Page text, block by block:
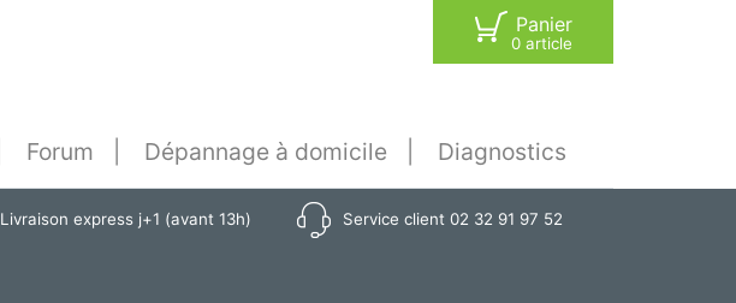
Panier
0 article
Forum Dépannage à domicile Diagnostics
Livraison express j+1 (avant 13h) Service client 02 32 91 97 52